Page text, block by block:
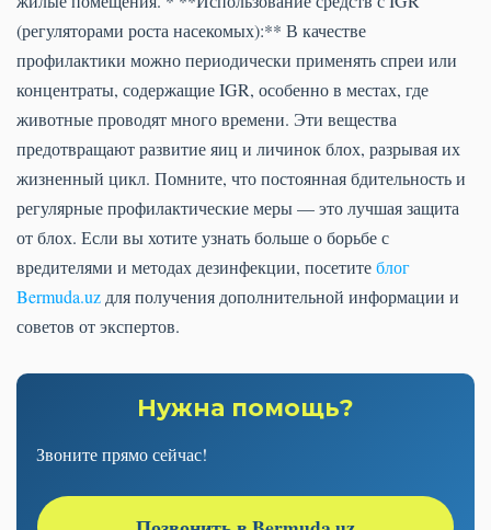
(регуляторами роста насекомых):** В качестве
профилактики можно периодически применять спреи или
концентраты, содержащие IGR, особенно в местах, где
животные проводят много времени. Эти вещества
предотвращают развитие яиц и личинок блох, разрывая их
жизненный цикл. Помните, что постоянная бдительность и
регулярные профилактические меры — это лучшая защита
от блох. Если вы хотите узнать больше о борьбе с
вредителями и методах дезинфекции, посетитеблог
Bermuda.uz для получения дополнительной информации и
советов от экспертов.
Нужна помощь?
Звоните прямо сейчас!